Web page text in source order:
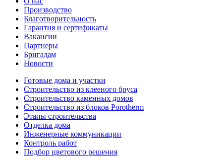
Производство
Благотворительность
Гарантия и сертификаты
Вакансии
Партнеры
Бригадам
Новости
Готовые дома и участки
Строительство из клееного бруса
Строительство каменных домов
Строительство из блоков Porotherm
Этапы строительства
Отделка дома
Инженерные коммуникации
Контроль работ
Подбор цветового решения